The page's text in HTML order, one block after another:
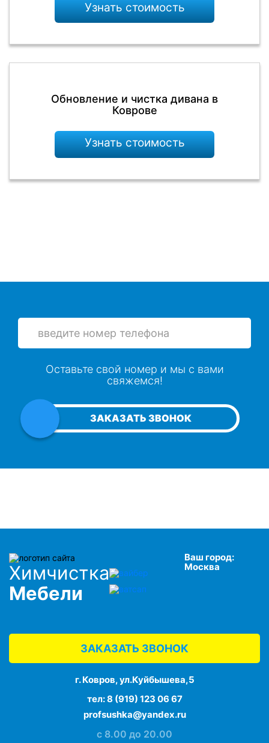
Узнать стоимость
Обновление и чистка дивана в
Коврове
Узнать стоимость
ЗАКАЗАТЬ ЗВОНОК
Оставьте свой номер и мы с вами
свяжемся!
Химчистка
Мебели
Ваш город:
Москва
ЗАКАЗАТЬ ЗВОНОК
г. Ковров, ул.Куйбышева,5
тел:8 (919) 123 06 67
profsushka@yandex.ru
с 8.00 до 20.00